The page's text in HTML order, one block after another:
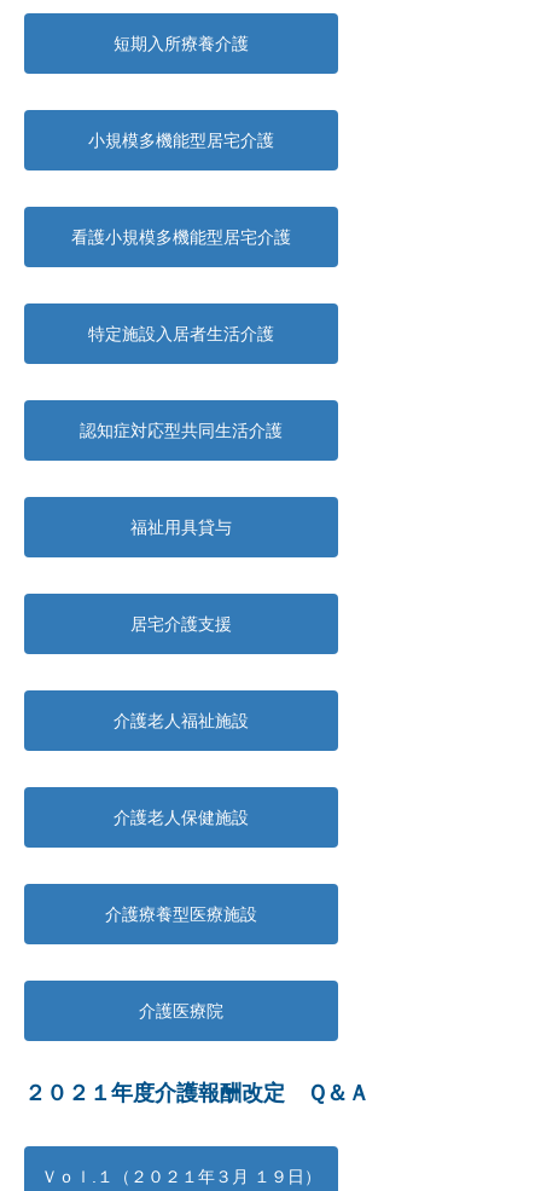
短期入所療養介護
小規模多機能型居宅介護
看護小規模多機能型居宅介護
特定施設入居者生活介護
認知症対応型共同生活介護
福祉用具貸与
居宅介護支援
介護老人福祉施設
介護老人保健施設
介護療養型医療施設
介護医療院
２０２１年度介護報酬改定 Ｑ＆Ａ
Ｖｏｌ.１（２０２１年３月 １９日）